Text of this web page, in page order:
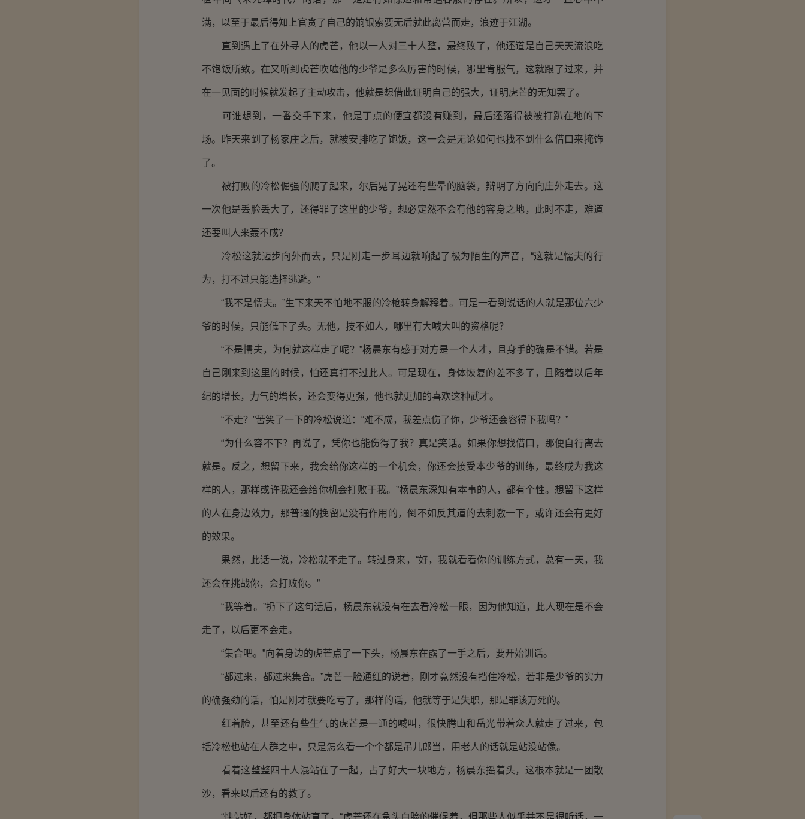
满，以至于最后得知上官贪了自己的饷银索要无后就此离营而走，浪迹于江湖。
直到遇上了在外寻人的虎芒，他以一人对三十人整，最终败了，他还道是自己天天流浪吃
不饱饭所致。在又听到虎芒吹嘘他的少爷是多么厉害的时候，哪里肯服气，这就跟了过来，并
在一见面的时候就发起了主动攻击，他就是想借此证明自己的强大，证明虎芒的无知罢了。
可谁想到，一番交手下来，他是丁点的便宜都没有赚到，最后还落得被被打趴在地的下
场。昨天来到了杨家庄之后，就被安排吃了饱饭，这一会是无论如何也找不到什么借口来掩饰
了。
被打败的冷松倔强的爬了起来，尔后晃了晃还有些晕的脑袋，辩明了方向向庄外走去。这
一次他是丢脸丢大了，还得罪了这里的少爷，想必定然不会有他的容身之地，此时不走，难道
还要叫人来轰不成？
冷松这就迈步向外而去，只是刚走一步耳边就响起了极为陌生的声音，“这就是懦夫的行
为，打不过只能选择逃避。”
“我不是懦夫。”生下来天不怕地不服的冷枪转身解释着。可是一看到说话的人就是那位六少
爷的时候，只能低下了头。无他，技不如人，哪里有大喊大叫的资格呢？
“不是懦夫，为何就这样走了呢？”杨晨东有感于对方是一个人才，且身手的确是不错。若是
自己刚来到这里的时候，怕还真打不过此人。可是现在，身体恢复的差不多了，且随着以后年
纪的增长，力气的增长，还会变得更强，他也就更加的喜欢这种武才。
“不走？”苦笑了一下的冷松说道：“难不成，我差点伤了你，少爷还会容得下我吗？”
“为什么容不下？再说了，凭你也能伤得了我？真是笑话。如果你想找借口，那便自行离去
就是。反之，想留下来，我会给你这样的一个机会，你还会接受本少爷的训练，最终成为我这
样的人，那样或许我还会给你机会打败于我。”杨晨东深知有本事的人，都有个性。想留下这样
的人在身边效力，那普通的挽留是没有作用的，倒不如反其道的去刺激一下，或许还会有更好
的效果。
果然，此话一说，冷松就不走了。转过身来，“好，我就看看你的训练方式，总有一天，我
还会在挑战你，会打败你。”
“我等着。”扔下了这句话后，杨晨东就没有在去看冷松一眼，因为他知道，此人现在是不会
走了，以后更不会走。
“集合吧。”向着身边的虎芒点了一下头，杨晨东在露了一手之后，要开始训话。
“都过来，都过来集合。”虎芒一脸通红的说着，刚才竟然没有挡住冷松，若非是少爷的实力
的确强劲的话，怕是刚才就要吃亏了，那样的话，他就等于是失职，那是罪该万死的。
红着脸，甚至还有些生气的虎芒是一通的喊叫，很快腾山和岳光带着众人就走了过来，包
括冷松也站在人群之中，只是怎么看一个个都是吊儿郎当，用老人的话就是站没站像。
看着这整整四十人混站在了一起，占了好大一块地方，杨晨东摇着头，这根本就是一团散
沙，看来以后还有的教了。
“快站好，都把身体站直了。“虎芒还在急头白脸的催促着，但那些人似乎并不是很听话，一